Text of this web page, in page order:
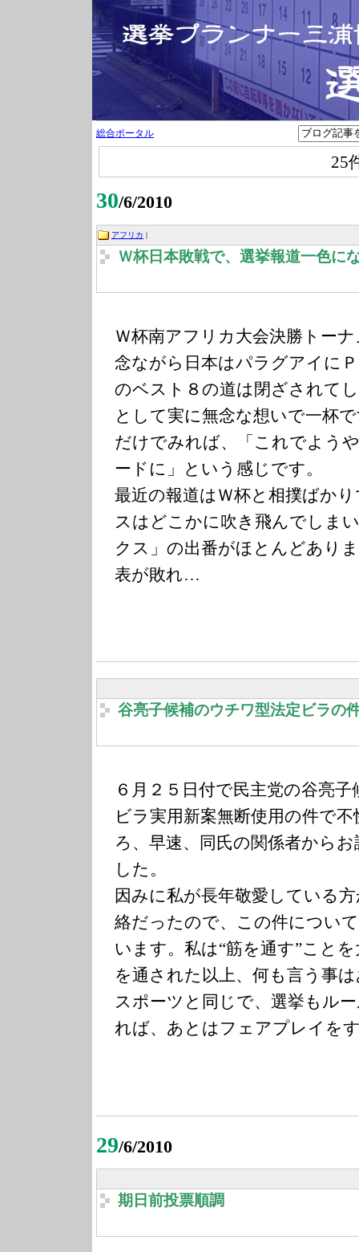
総合ポータル
25
30/6/2010
アフリカ |
Ｗ杯日本敗戦で、選挙報道一色に
Ｗ杯南アフリカ大会決勝トー
念ながら日本はパラグアイに
のベスト８の道は閉ざされて
として実に無念な想いで一杯
だけでみれば、「これでよう
ードに」という感じです。
最近の報道はＷ杯と相撲ばか
スはどこかに吹き飛んでしま
クス」の出番がほとんどあり
表が敗れ…
谷亮子候補のウチワ型法定ビラの
６月２５日付で民主党の谷亮
ビラ実用新案無断使用の件で
ろ、早速、同氏の関係者から
した。
因みに私が長年敬愛している
絡だったので、この件につい
います。私は“筋を通す”こと
を通された以上、何も言う事
スポーツと同じで、選挙もル
れば、あとはフェアプレイを
29/6/2010
期日前投票順調